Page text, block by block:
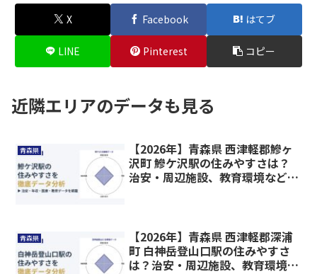
X Facebook はてブ
LINE Pinterest コピー
近隣エリアのデータも見る
青森県
【2026年】青森県 西津軽郡鰺ヶ
沢町 鰺ケ沢駅の住みやすさは？
治安・周辺施設、教育環境など暮
青森県
【2026年】青森県 西津軽郡深浦
町 白神岳登山口駅の住みやすさ
は？治安・周辺施設、教育環境な